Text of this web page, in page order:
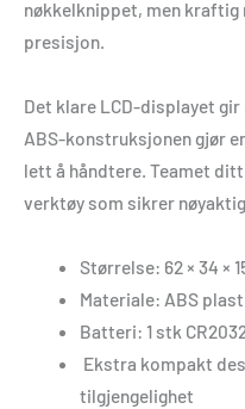
nøkkelknippet, men
presisjon.
Det klare LCD-displayet
ABS-konstruksjonen gjør
lett å håndtere. Teamet
verktøy som sikrer
Størrelse: 62 × 34 ×
Materiale: ABS plast
Batteri: 1 stk
Ekstra kompakt
tilgjengelighet